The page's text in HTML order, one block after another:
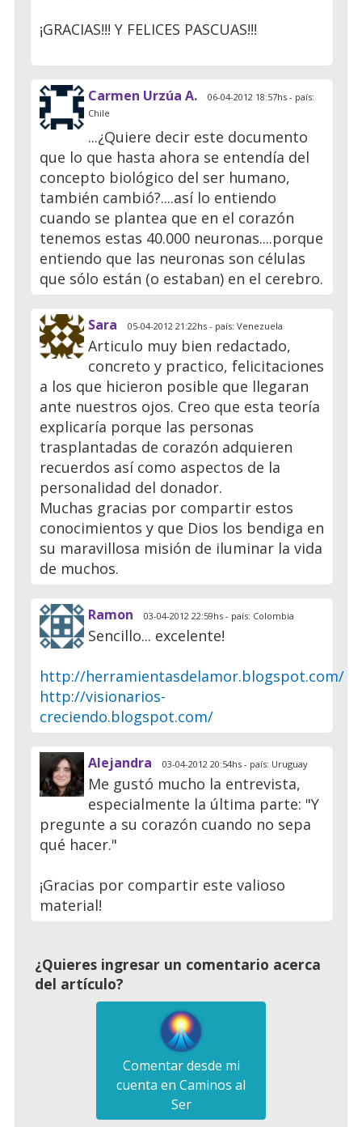
¡GRACIAS!!! Y FELICES PASCUAS!!!
Carmen Urzúa A. 06-04-2012 18:57hs - país:
Chile
...¿Quiere decir este documento
que lo que hasta ahora se entendía del
concepto biológico del ser humano,
también cambió?....así lo entiendo
cuando se plantea que en el corazón
tenemos estas 40.000 neuronas....porque
entiendo que las neuronas son células
que sólo están (o estaban) en el cerebro.
Sara 05-04-2012 21:22hs - país: Venezuela
Articulo muy bien redactado,
concreto y practico, felicitaciones
a los que hicieron posible que llegaran
ante nuestros ojos. Creo que esta teoría
explicaría porque las personas
trasplantadas de corazón adquieren
recuerdos así como aspectos de la
personalidad del donador.
Muchas gracias por compartir estos
conocimientos y que Dios los bendiga en
su maravillosa misión de iluminar la vida
de muchos.
Ramon 03-04-2012 22:59hs - país: Colombia
Sencillo... excelente!
http://herramientasdelamor.blogspot.com/
http://visionarios-
creciendo.blogspot.com/
Alejandra 03-04-2012 20:54hs - país: Uruguay
Me gustó mucho la entrevista,
especialmente la última parte: "Y
pregunte a su corazón cuando no sepa
qué hacer."
¡Gracias por compartir este valioso
material!
¿Quieres ingresar un comentario acerca
del artículo?
Comentar desde mi
cuenta en Caminos al
Ser